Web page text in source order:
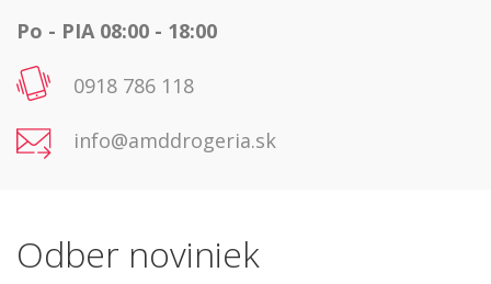
Po - PIA 08:00 - 18:00
0918 786 118
info@amddrogeria.sk
Odber noviniek